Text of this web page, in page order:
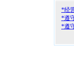
*经
*遵
*遵